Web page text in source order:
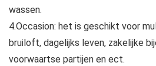
wassen.
4.Occasion: het is geschikt voor
bruiloft, dagelijks leven, zakelijke
voorwaartse partijen en ect.